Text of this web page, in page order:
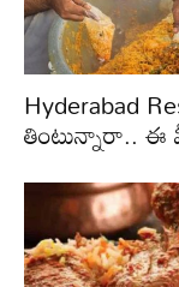
Hyderabad
తింటున్నారా..